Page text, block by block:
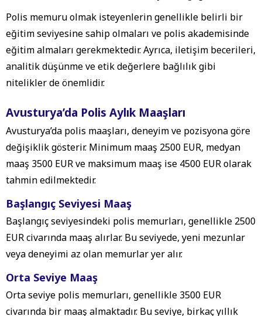
Polis memuru olmak isteyenlerin genellikle belirli bir
eğitim seviyesine sahip olmaları ve polis akademisinde
eğitim almaları gerekmektedir. Ayrıca, iletişim becerileri,
analitik düşünme ve etik değerlere bağlılık gibi
nitelikler de önemlidir.
Avusturya’da Polis Aylık Maaşları
Avusturya’da polis maaşları, deneyim ve pozisyona göre
değişiklik gösterir. Minimum maaş 2500 EUR, medyan
maaş 3500 EUR ve maksimum maaş ise 4500 EUR olarak
tahmin edilmektedir.
Başlangıç Seviyesi Maaş
Başlangıç seviyesindeki polis memurları, genellikle 2500
EUR civarında maaş alırlar. Bu seviyede, yeni mezunlar
veya deneyimi az olan memurlar yer alır.
Orta Seviye Maaş
Orta seviye polis memurları, genellikle 3500 EUR
civarında bir maaş almaktadır. Bu seviye, birkaç yıllık